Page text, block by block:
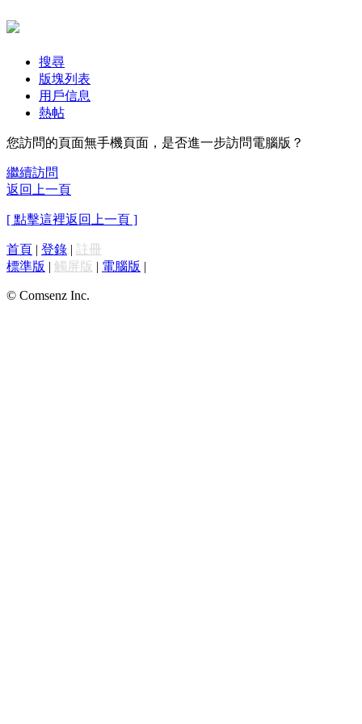
搜尋
版塊列表
用戶信息
熱帖
您訪問的頁面無手機頁面，是否進一步訪問電腦版？
繼續訪問
返回上一頁
[ 點擊這裡返回上一頁 ]
首頁 | 登錄 | 註冊
標準版 | 觸屏版 | 電腦版 |
© Comsenz Inc.